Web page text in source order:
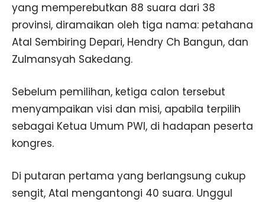
yang memperebutkan 88 suara dari 38
provinsi, diramaikan oleh tiga nama: petahana
Atal Sembiring Depari, Hendry Ch Bangun, dan
Zulmansyah Sakedang.
Sebelum pemilihan, ketiga calon tersebut
menyampaikan visi dan misi, apabila terpilih
sebagai Ketua Umum PWI, di hadapan peserta
kongres.
Di putaran pertama yang berlangsung cukup
sengit, Atal mengantongi 40 suara. Unggul